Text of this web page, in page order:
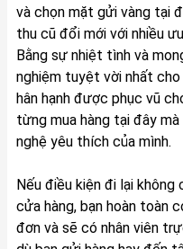
và chọn mặt gửi vàng tại
thu cũ đổi mới với nhiều
Bằng sự nhiệt tình và
nghiệm tuyệt vời nhất cho
hân hạnh được phục vũ
từng mua hàng tại đây
nghệ yêu thích của mình.
Nếu điều kiện đi lại
cửa hàng, bạn hoàn toàn
đơn và sẽ có nhân viên